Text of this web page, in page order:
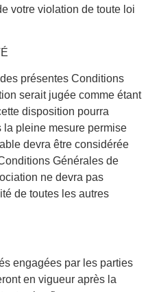
votre violation de toute loi
présentes Conditions
serait jugée comme étant
disposition pourra
pleine mesure permise
devra être considérée
Générales de
ne devra pas
de toutes les autres
engagées par les parties
en vigueur après la